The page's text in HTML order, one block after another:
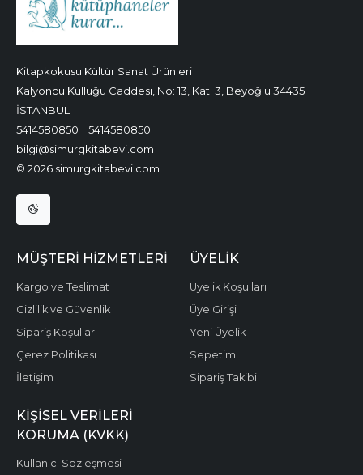
Kitapkokusu Kültür Sanat Ürünleri
Kalyoncu Kulluğu Caddesi, No: 13, Kat: 3, Beyoğlu 34435
İSTANBUL
5414580850
5414580850
bilgi@simurgkitabevi.com
© 2026 simurgkitabevi.com
MÜŞTERI HIZMETLERI
Kargo ve Teslimat
Gizlilik ve Güvenlik
Sipariş Koşulları
Çerez Politikası
İletişim
ÜYELIK
Üyelik Koşulları
Üye Girişi
Yeni Üyelik
Sepetim
Sipariş Takibi
KIŞISEL VERILERI
KORUMA (KVKK)
Kullanıcı Sözleşmesi